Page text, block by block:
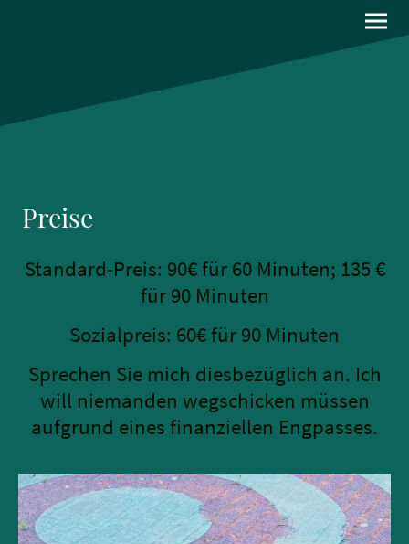
Preise
Standard-Preis: 90€ für 60 Minuten; 135 €
für 90 Minuten
Sozialpreis: 60€ für 90 Minuten
Sprechen Sie mich diesbezüglich an. Ich
will niemanden wegschicken müssen
aufgrund eines finanziellen Engpasses.